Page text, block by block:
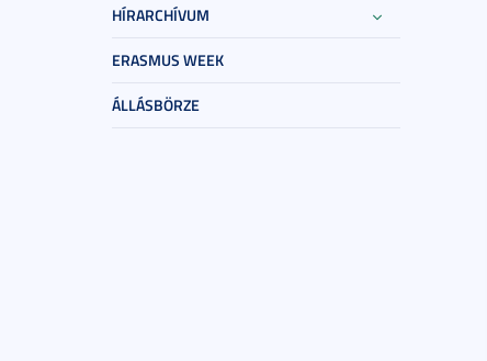
HÍRARCHÍVUM
ERASMUS WEEK
ÁLLÁSBÖRZE